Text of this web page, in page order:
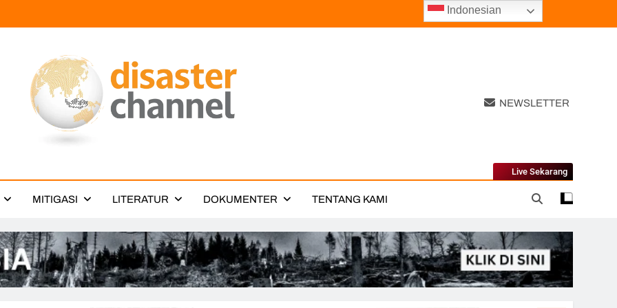
Channel
NEWSLETTER
MITIGASI LITERATUR DOKUMENTER TENTANG KAMI
Live Sekarang
Indonesian